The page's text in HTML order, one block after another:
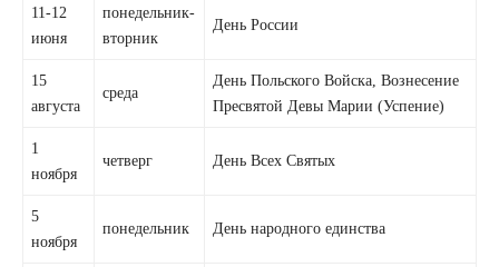
11-12
июня
понедельник-
вторник
День России
15
августа
среда
День Польского Войска, Вознесение
Пресвятой Девы Марии (Успение)
1
ноября
четверг День Всех Святых
5
ноября
понедельник День народного единства